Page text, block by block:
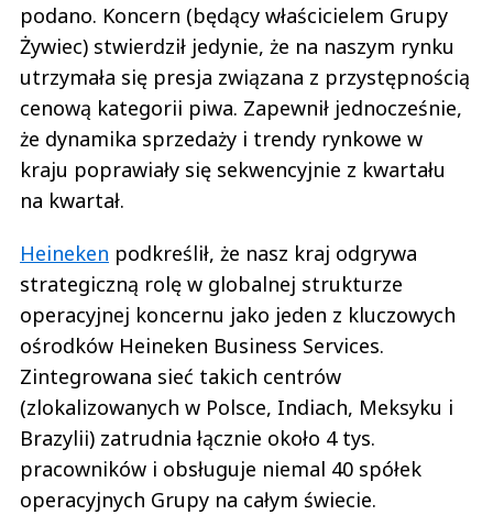
podano. Koncern (będący właścicielem Grupy
Żywiec) stwierdził jedynie, że na naszym rynku
utrzymała się presja związana z przystępnością
cenową kategorii piwa. Zapewnił jednocześnie,
że dynamika sprzedaży i trendy rynkowe w
kraju poprawiały się sekwencyjnie z kwartału
na kwartał.
Heineken podkreślił, że nasz kraj odgrywa
strategiczną rolę w globalnej strukturze
operacyjnej koncernu jako jeden z kluczowych
ośrodków Heineken Business Services.
Zintegrowana sieć takich centrów
(zlokalizowanych w Polsce, Indiach, Meksyku i
Brazylii) zatrudnia łącznie około 4 tys.
pracowników i obsługuje niemal 40 spółek
operacyjnych Grupy na całym świecie.